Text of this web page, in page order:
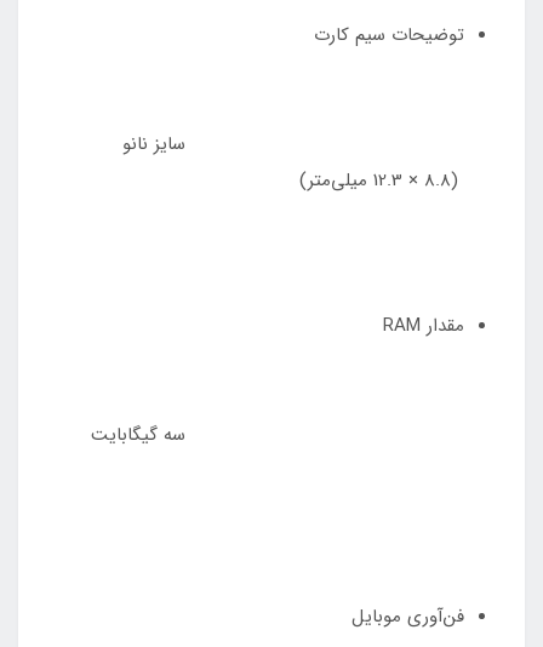
توضیحات سیم کارت
سایز نانو
(8.8 × 12.3 میلی‌متر)
مقدار RAM
سه گیگابایت
فن‌آوری موبایل